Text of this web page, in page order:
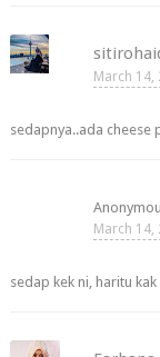
March 14,
sedapnya..ada cheese
March 14,
sedap kek ni, haritu